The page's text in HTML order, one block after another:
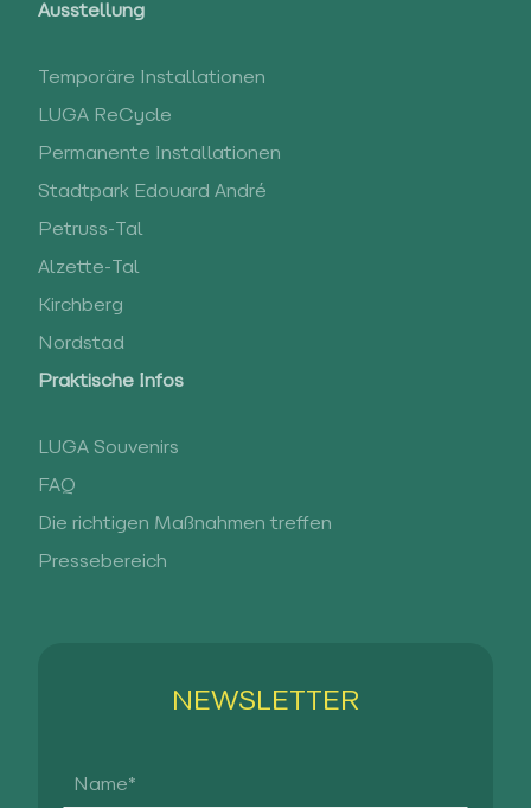
Ausstellung
Temporäre Installationen
LUGA ReCycle
Permanente Installationen
Stadtpark Edouard André
Petruss-Tal
Alzette-Tal
Kirchberg
Nordstad
Praktische Infos
LUGA Souvenirs
FAQ
Die richtigen Maßnahmen treffen
Pressebereich
NEWSLETTER